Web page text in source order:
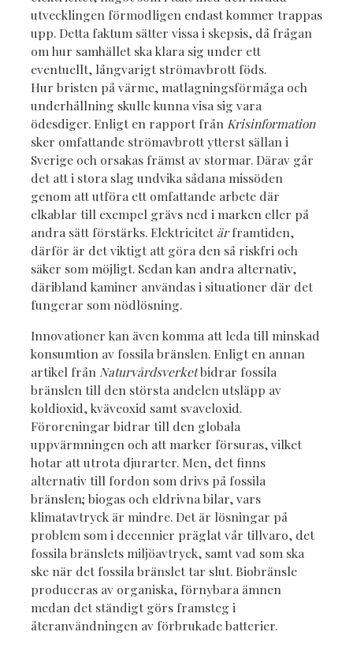
utvecklingen förmodligen endast kommer trappas
upp. Detta faktum sätter vissa i skepsis, då frågan
om hur samhället ska klara sig under ett
eventuellt, långvarigt strömavbrott föds.
Hur bristen på värme, matlagningsförmåga och
underhållning skulle kunna visa sig vara
ödesdiger. Enligt en rapport från Krisinformation
sker omfattande strömavbrott ytterst sällan i
Sverige och orsakas främst av stormar. Därav går
det att i stora slag undvika sådana missöden
genom att utföra ett omfattande arbete där
elkablar till exempel grävs ned i marken eller på
andra sätt förstärks. Elektricitet ärframtiden,
därför är det viktigt att göra den så riskfri och
säker som möjligt. Sedan kan andra alternativ,
däribland kaminer användas i situationer där det
fungerar som nödlösning.
Innovationer kan även komma att leda till minskad
konsumtion av fossila bränslen. Enligt en annan
artikel från Naturvårdsverketbidrar fossila
bränslen till den största andelen utsläpp av
koldioxid, kväveoxid samt svaveloxid.
Föroreningar bidrar till den globala
uppvärmningen och att marker försuras, vilket
hotar att utrota djurarter. Men, det finns
alternativ till fordon som drivs på fossila
bränslen; biogas och eldrivna bilar, vars
klimatavtryck är mindre. Det är lösningar på
problem som i decennier präglat vår tillvaro, det
fossila bränslets miljöavtryck, samt vad som ska
ske när det fossila bränslet tar slut. Biobränsle
produceras av organiska, förnybara ämnen
medan det ständigt görs framsteg i
återanvändningen av förbrukade batterier.